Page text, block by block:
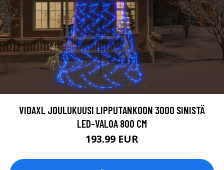
VIDAXL JOULUKUUSI LIPPUTANKOON 3000 SINISTÄ
LED-VALOA 800 CM
193.99 EUR